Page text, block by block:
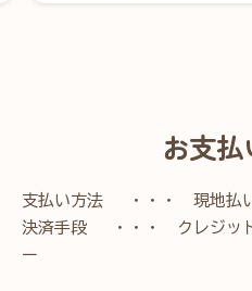
お支
支払い方法 ・・・ 現地払
決済手段 ・・・ クレジット
ー